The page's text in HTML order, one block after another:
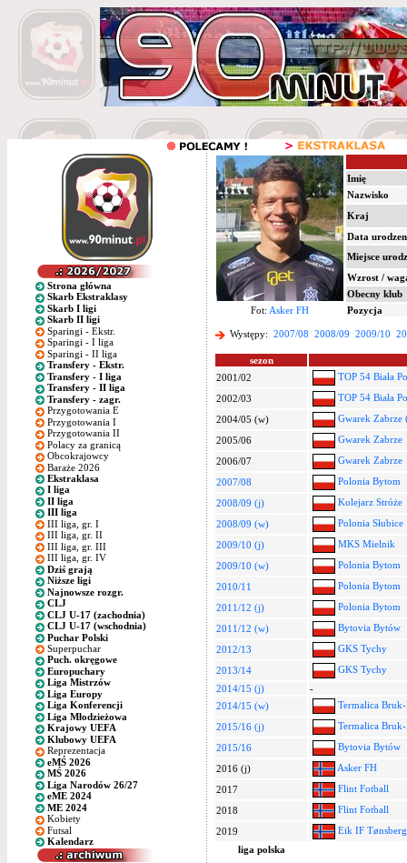
Strona główna
Skarb Ekstraklasy
Skarb I ligi
Skarb II ligi
Sparingi - Ekstr.
Sparingi - I liga
Sparingi - II liga
Transfery - Ekstr.
Transfery - I liga
Transfery - II liga
Transfery - zagr.
Przygotowania E
Przygotowania I
Przygotowania II
Polacy za granicą
Obcokrajowcy
Baraże 2026
Ekstraklasa
I liga
II liga
III liga
III liga, gr. I
III liga, gr. II
III liga, gr. III
III liga, gr. IV
Dziś grają
Niższe ligi
Najnowsze rozgr.
CLJ
CLJ U-17 (zachodnia)
CLJ U-17 (wschodnia)
Puchar Polski
Superpuchar
Puch. okręgowe
Europuchary
Liga Mistrzów
Liga Europy
Liga Konferencji
Liga Młodzieżowa
Krajowy UEFA
Klubowy UEFA
Reprezentacja
eMŚ 2026
MŚ 2026
Liga Narodów 26/27
eME 2024
ME 2024
Kobiety
Futsal
Kalendarz
Imię
Nazwisko
Kraj
Data
Miejsce
Wzrost /
Obecny klub
Fot: Asker FH Pozycja
Występy: 2007/08 2008/09 2009/10
sezon
2001/02
TOP 54 Biała
2002/03
TOP 54 Biała
2004/05 (w)
Gwarek Zabrze
2005/06
Gwarek Zabrze
2006/07
Gwarek Zabrze
2007/08
Polonia Bytom
2008/09 (j)
Kolejarz Stróże
2008/09 (w)
Polonia Słubice
2009/10 (j)
MKS Mielnik
2009/10 (w)
Polonia Bytom
2010/11
Polonia Bytom
2011/12 (j)
Polonia Bytom
2011/12 (w)
Bytovia Bytów
2012/13
GKS Tychy
2013/14
GKS Tychy
2014/15 (j)
-
2014/15 (w)
Termalica
2015/16 (j)
Termalica
2015/16
Bytovia Bytów
2016 (j)
Asker FH
2017
Flint Fotball
2018
Flint Fotball
2019
Eik IF Tønsberg
liga polska